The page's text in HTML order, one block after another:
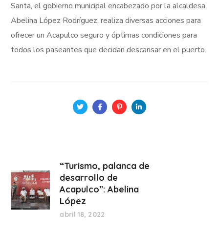
Santa, el gobierno municipal encabezado por la alcaldesa,
Abelina López Rodríguez, realiza diversas acciones para
ofrecer un Acapulco seguro y óptimas condiciones para
todos los paseantes que decidan descansar en el puerto.
“Turismo, palanca de
desarrollo de
Acapulco”: Abelina
López
abril 18, 2022